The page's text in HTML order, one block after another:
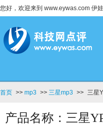
您好，欢迎来到 www.eywas.com 伊
首页 >> mp3 >> 三星mp3 >> 三星
产品名称：三星